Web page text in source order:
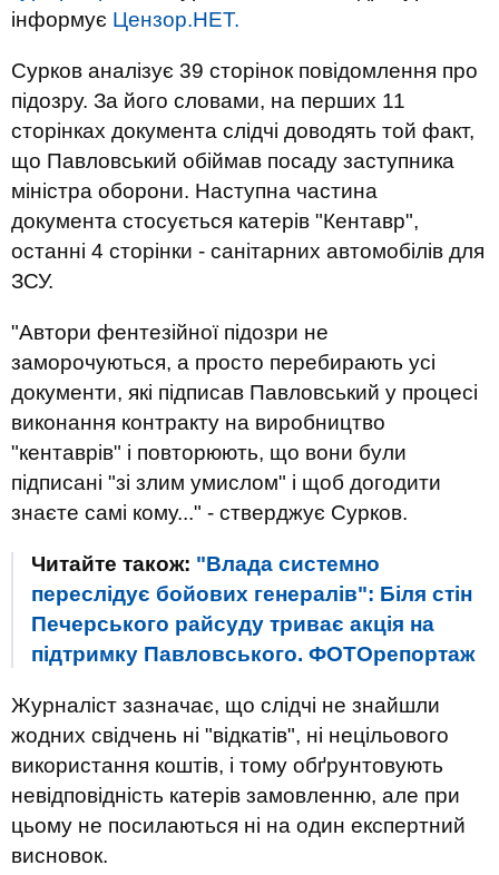
інформує Цензор.НЕТ.
Сурков аналізує 39 сторінок повідомлення про
підозру. За його словами, на перших 11
сторінках документа слідчі доводять той факт,
що Павловський обіймав посаду заступника
міністра оборони. Наступна частина
документа стосується катерів "Кентавр",
останні 4 сторінки - санітарних автомобілів для
ЗСУ.
"Автори фентезійної підозри не
заморочуються, а просто перебирають усі
документи, які підписав Павловський у процесі
виконання контракту на виробництво
"кентаврів" і повторюють, що вони були
підписані "зі злим умислом" і щоб догодити
знаєте самі кому..." - стверджує Сурков.
Читайте також: "Влада системно
переслідує бойових генералів": Біля стін
Печерського райсуду триває акція на
підтримку Павловського. ФОТОрепортаж
Журналіст зазначає, що слідчі не знайшли
жодних свідчень ні "відкатів", ні нецільового
використання коштів, і тому обґрунтовують
невідповідність катерів замовленню, але при
цьому не посилаються ні на один експертний
висновок.